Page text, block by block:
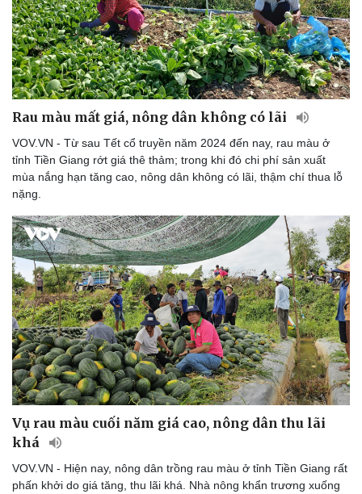
Du lịch
Tư vấn
check-in
Podcast
Câu chuyện thời sự
Cửa sổ tình yêu
Hạt giống tâm hồn
Rau màu mất giá, nông dân không có lãi
VOV.VN - Từ sau Tết cổ truyền năm 2024 đến nay, rau màu ở
tỉnh Tiền Giang rớt giá thê thảm; trong khi đó chi phí sản xuất
mùa nắng hạn tăng cao, nông dân không có lãi, thậm chí thua lỗ
nặng.
Vụ rau màu cuối năm giá cao, nông dân thu lãi
khá
VOV.VN - Hiện nay, nông dân trồng rau màu ở tỉnh Tiền Giang rất
phấn khởi do giá tăng, thu lãi khá. Nhà nông khẩn trương xuống